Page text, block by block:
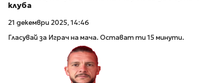
клуба
21 декември 2025, 14:46
Гласувай за Играч на мача. Остават ти 15 минути.